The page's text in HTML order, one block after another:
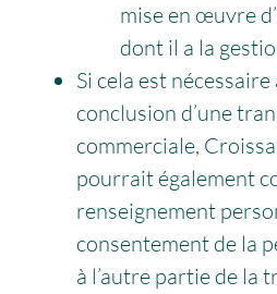
mise en œuvre
dont il a la
Si cela est
conclusion d’une
commerciale,
pourrait également
renseignement
consentement de la
à l’autre partie de la